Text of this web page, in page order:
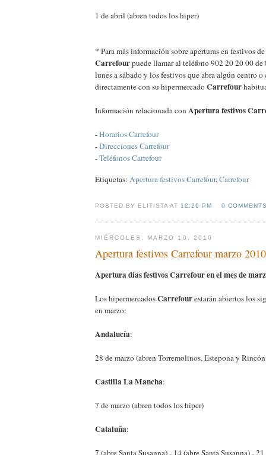
1 de abril (abren todos los hiper)
* Para más información sobre aperturas en festivos
Carrefourpuede llamar al teléfono 902 20 20 00 de
lunes a sábado y los festivos que abra algún centro
directamente con su hipermercadoCarrefour
Información relacionada con Apertura festivos
-Horarios Carrefour
-Direcciones Carrefour
-Teléfonos Carrefour
Etiquetas: Apertura festivos Carrefour,Carrefour
POSTED BY ELITISTA AT12:26 PM 0
MIÉRCOLES, MARZO 10, 2010
Apertura festivos Carrefour marzo 2010
Apertura días festivos Carrefour en el mes de
Los hipermercadosCarrefourestarán abiertos los
en marzo:
Andalucía:
28 de marzo (abren Torremolinos, Estepona y
Castilla La Mancha:
7 de marzo (abren todos los hiper)
Cataluña: